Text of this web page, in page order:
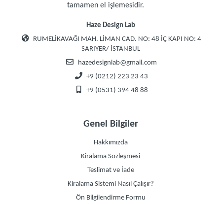
tamamen el işlemesidir.
Haze Design Lab
RUMELİKAVAĞI MAH. LİMAN CAD. NO: 48 İÇ KAPI NO: 4
SARIYER/ İSTANBUL
hazedesignlab@gmail.com
+9 (0212) 223 23 43
+9 (0531) 394 48 88
Genel Bilgiler
Hakkımızda
Kiralama Sözleşmesi
Teslimat ve İade
Kiralama Sistemi Nasıl Çalışır?
Ön Bilgilendirme Formu